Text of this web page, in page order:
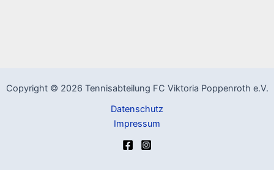
Copyright © 2026 Tennisabteilung FC Viktoria Poppenroth e.V.
Datenschutz
Impressum